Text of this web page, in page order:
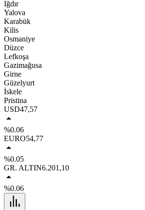
Iğdır
Yalova
Karabük
Kilis
Osmaniye
Düzce
Lefkoşa
Gazimağusa
Girne
Güzelyurt
İskele
Pristina
USD47,57
%0.06
EURO54,77
%0.05
GR. ALTIN6.201,10
%0.06